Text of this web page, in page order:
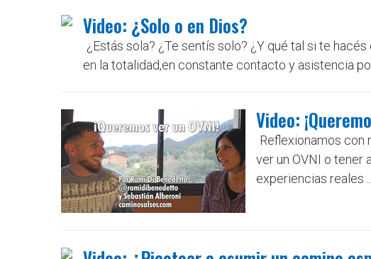
Video: ¿Solo o en Dios?
¿Estás sola? ¿Te sentís solo? ¿Y qué tal si te
en la totalidad,en constante contacto y asistencia
Video:
Reflexionamos con
ver un OVNI o tener
experiencias reales